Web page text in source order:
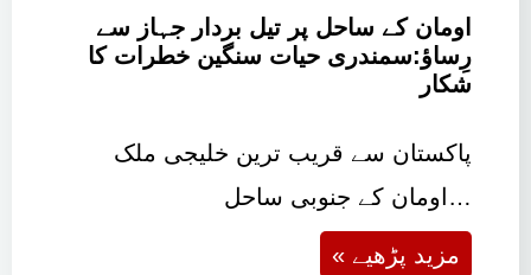
اومان کے ساحل پر تیل بردار جہاز سے
رِساؤ:سمندری حیات سنگین خطرات کا
شکار
پاکستان سے قریب ترین خلیجی ملک
اومان کے جنوبی ساحل…
« مزید پڑھیے